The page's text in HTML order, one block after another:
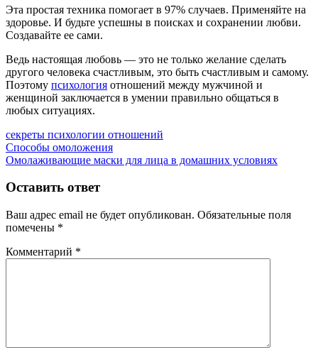
Эта простая техника помогает в 97% случаев. Применяйте на
здоровье. И будьте успешны в поисках и сохранении любви.
Создавайте ее сами.
Ведь настоящая любовь — это не только желание сделать
другого человека счастливым, это быть счастливым и самому.
Поэтому психология отношений между мужчиной и
женщиной заключается в умении правильно общаться в
любых ситуациях.
секреты психологии отношений
Навигация
по
записям
Предыдущая
запись:
Способы омоложения
Следующая
Омолаживающие маски для лица в домашних условиях
Оставить ответ
Ваш адрес email не будет опубликован. Обязательные поля
помечены *
Комментарий *